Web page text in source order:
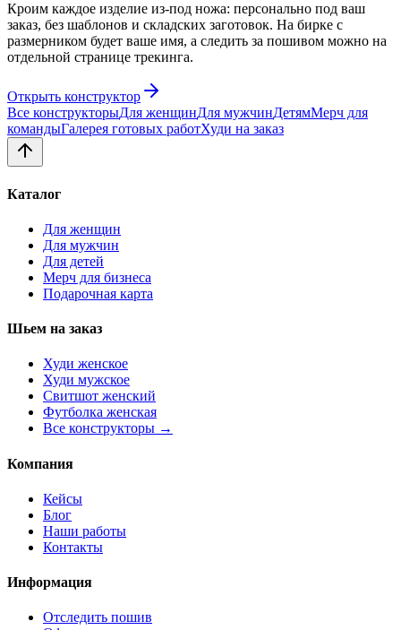
Кроим каждое изделие из-под ножа: персонально под ваш
заказ, без шаблонов и складских заготовок. На бирке с
размерником будет ваше имя, а следить за пошивом можно на
отдельной странице трекинга.
Открыть конструктор
Все конструкторыДля женщинДля мужчинДетямМерч для
командыГалерея готовых работХуди на заказ
Каталог
Для женщин
Для мужчин
Для детей
Мерч для бизнеса
Подарочная карта
Шьем на заказ
Худи женское
Худи мужское
Свитшот женский
Футболка женская
Все конструкторы →
Компания
Кейсы
Блог
Наши работы
Контакты
Информация
Отследить пошив